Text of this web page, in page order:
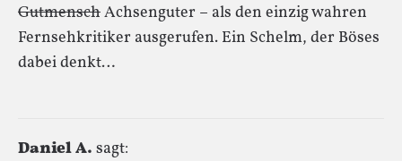
GutmenschAchsenguter – als den einzig wahren
Fernsehkritiker ausgerufen. Ein Schelm, der Böses
dabei denkt…
Daniel A. sagt: